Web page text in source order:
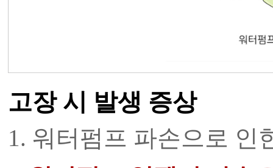
고장 시 발생 증상
1. 워터펌프 파손으로 인